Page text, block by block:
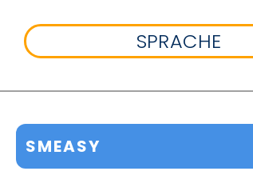
SPRACHE
SMEASY